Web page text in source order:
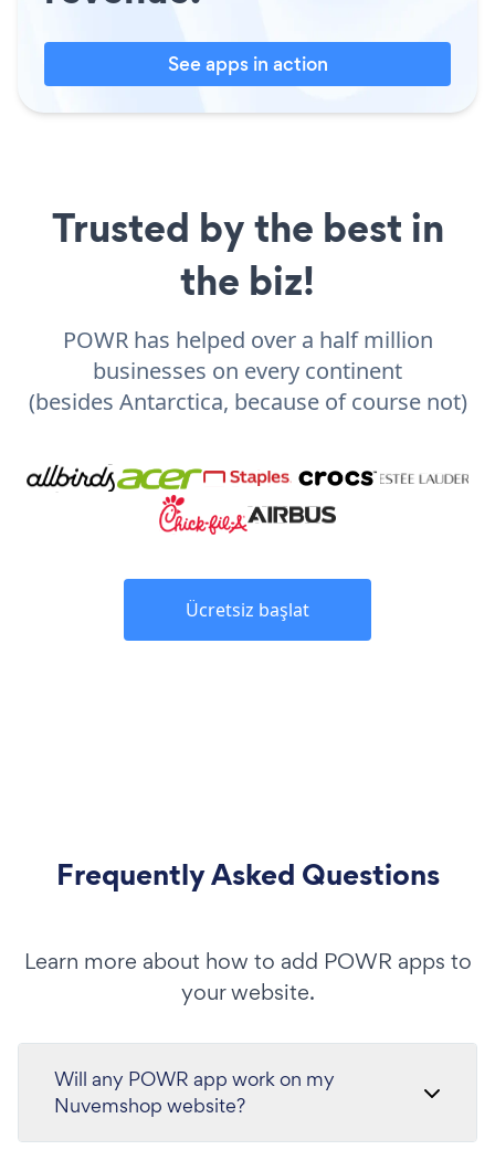
See apps in action
Trusted by the best in
the biz!
POWR has helped over a half million
businesses on every continent
(besides Antarctica, because of course not)
Ücretsiz başlat
Frequently Asked Questions
Learn more about how to add POWR apps to
your website.
Will any POWR app work on my
Nuvemshop website?